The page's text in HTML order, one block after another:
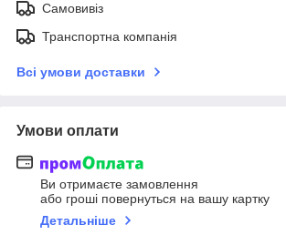
Самовивіз
Транспортна компанія
Всі умови доставки
Умови оплати
Ви отримаєте замовлення
або гроші повернуться на вашу картку
Детальніше